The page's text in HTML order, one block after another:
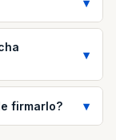
firmarlo?